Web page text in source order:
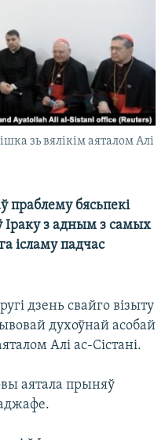
зь вялікім аяталом Алі
праблему бясьпекі
Іраку з адным з самых
ісламу падчас
дзень свайго візыту
духоўнай асобай
Алі ас-Сістані.
аятала прыняў